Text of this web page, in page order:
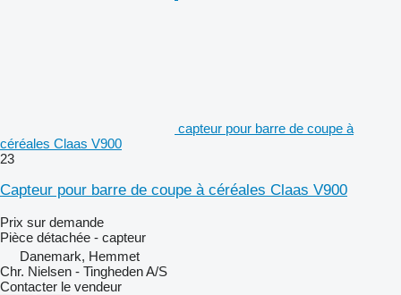
capteur pour barre de coupe à
céréales Claas V900
23
Capteur pour barre de coupe à céréales Claas V900
Prix sur demande
Pièce détachée - capteur
Danemark, Hemmet
Chr. Nielsen - Tingheden A/S
Contacter le vendeur